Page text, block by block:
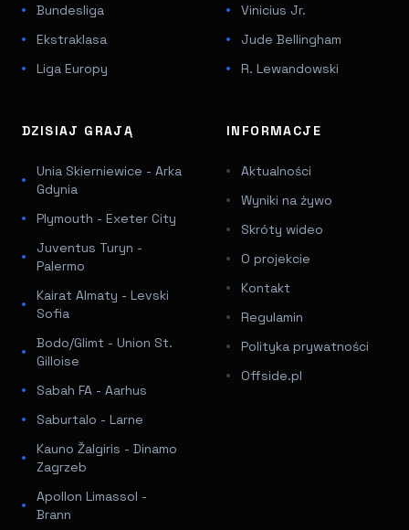
Bundesliga
Ekstraklasa
Liga Europy
Vinicius Jr.
Jude Bellingham
R. Lewandowski
DZISIAJ GRAJĄ
Unia Skierniewice - Arka
Gdynia
Plymouth - Exeter City
Juventus Turyn -
Palermo
Kairat Almaty - Levski
Sofia
Bodo/Glimt - Union St.
Gilloise
Sabah FA - Aarhus
Saburtalo - Larne
Kauno Žalgiris - Dinamo
Zagrzeb
Apollon Limassol -
Brann
INFORMACJE
Aktualności
Wyniki na żywo
Skróty wideo
O projekcie
Kontakt
Regulamin
Polityka prywatności
Offside.pl